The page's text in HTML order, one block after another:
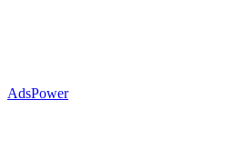
AdsPower